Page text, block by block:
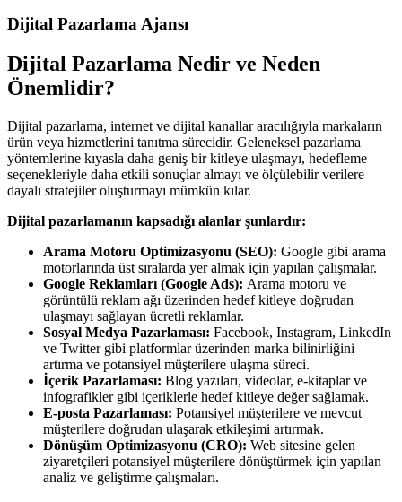
Dijital Pazarlama Ajansı
Dijital Pazarlama Nedir ve Neden
Önemlidir?
Dijital pazarlama, internet ve dijital kanallar aracılığıyla markaların
ürün veya hizmetlerini tanıtma sürecidir. Geleneksel pazarlama
yöntemlerine kıyasla daha geniş bir kitleye ulaşmayı, hedefleme
seçenekleriyle daha etkili sonuçlar almayı ve ölçülebilir verilere
dayalı stratejiler oluşturmayı mümkün kılar.
Dijital pazarlamanın kapsadığı alanlar şunlardır:
Arama Motoru Optimizasyonu (SEO): Google gibi arama
motorlarında üst sıralarda yer almak için yapılan çalışmalar.
Google Reklamları (Google Ads): Arama motoru ve
görüntülü reklam ağı üzerinden hedef kitleye doğrudan
ulaşmayı sağlayan ücretli reklamlar.
Sosyal Medya Pazarlaması: Facebook, Instagram, LinkedIn
ve Twitter gibi platformlar üzerinden marka bilinirliğini
artırma ve potansiyel müşterilere ulaşma süreci.
İçerik Pazarlaması: Blog yazıları, videolar, e-kitaplar ve
infografikler gibi içeriklerle hedef kitleye değer sağlamak.
E-posta Pazarlaması: Potansiyel müşterilere ve mevcut
müşterilere doğrudan ulaşarak etkileşimi artırmak.
Dönüşüm Optimizasyonu (CRO): Web sitesine gelen
ziyaretçileri potansiyel müşterilere dönüştürmek için yapılan
analiz ve geliştirme çalışmaları.